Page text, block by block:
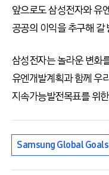
앞으로도 삼성전자와 유
공공의 이익을 추구해 갈
삼성전자는 놀라운 변화
유엔개발계획과 함께 우
지속가능발전목표를 위
Samsung Global Goals